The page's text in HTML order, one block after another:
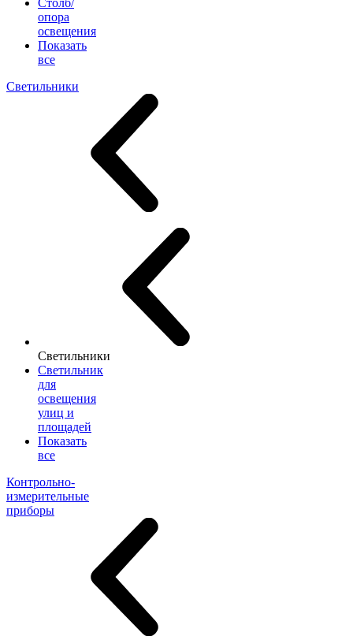
Столб/
опора
освещения
Показать
все
Светильники
Светильники
Светильник
для
освещения
улиц и
площадей
Показать
все
Контрольно-
измерительные
приборы